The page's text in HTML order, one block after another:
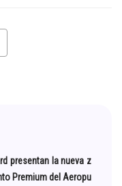
presentan la nueva z
Premium del Aeropu